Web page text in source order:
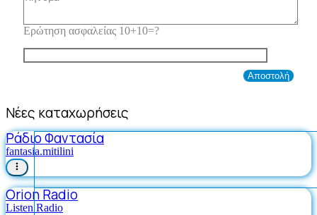
Ερώτηση ασφαλείας 10+10=?
Νέες καταχωρήσεις
Ράδιο Φαντασία
fantasia.mitilini
Orion Radio
Listen Radio